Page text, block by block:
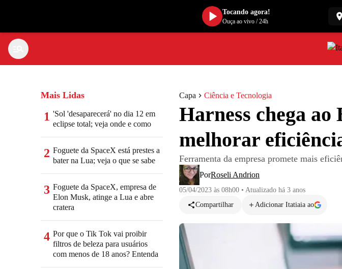
Capa Ciência e Tecnologia
Harness chega
melhorar
Ferramenta da empresa promete mais
PorRoseli Andrion
05/04/2023 às 08h00 • Atualizado há 3 anos
Compartilhar
Adicionar Itatiaia ao
Mais Lidas
1 'Sol 'desaparecerá' no dia 12 em
eclipse total; veja onde e como
2 Foguete da SpaceX está prestes a
bater na Lua; veja o que se sabe
3 Foguete da SpaceX, empresa de
Elon Musk, atinge a Lua e abre
cratera
4 Por que o Tik Tok vai proibir
filtros de beleza para usuários
com menos de 18 anos? Entenda
Tocando agora!
Ouça ao vivo/24h